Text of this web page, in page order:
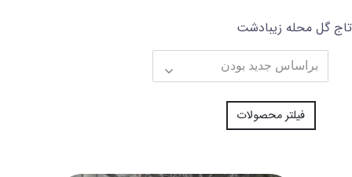
تاج گل محله زیبادشت
فیلتر محصولات